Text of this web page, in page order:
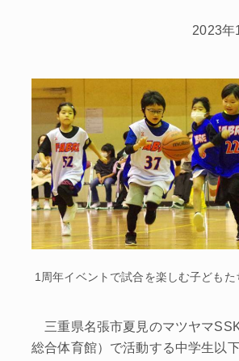
2023年
1周年イベントで試合を楽しむ子ども
三重県名張市夏見のマツヤマ
総合体育館）で活動する中学生以